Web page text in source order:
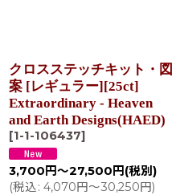
クロスステッチキット・図
案 [レギュラー][25ct]
Extraordinary - Heaven
and Earth Designs(HAED)
[1-1-106437]
3,700 円～27,500 円 (税別)
(税込: 4,070円～30,250円)